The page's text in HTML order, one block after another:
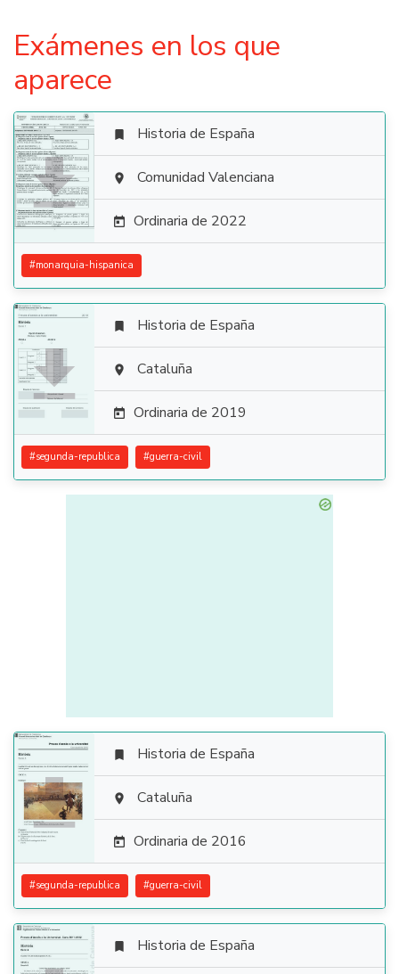
Exámenes en los que
aparece

 Historia de España
 Comunidad Valenciana
 Ordinaria de 2022
#monarquia-hispanica

 Historia de España
 Cataluña
 Ordinaria de 2019
#segunda-republica #guerra-civil

 Historia de España
 Cataluña
 Ordinaria de 2016
#segunda-republica #guerra-civil
 Historia de España